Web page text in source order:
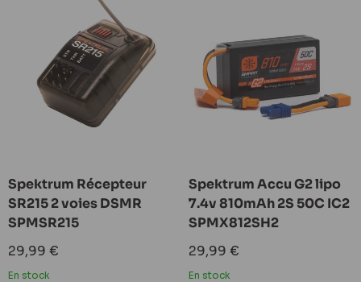
Spektrum Récepteur
SR215 2 voies DSMR
SPMSR215
Prix
réduit
29,99 €
En stock
Spektrum Accu G2 lipo
7.4v 810mAh 2S 50C IC2
SPMX812SH2
Prix
réduit
29,99 €
En stock